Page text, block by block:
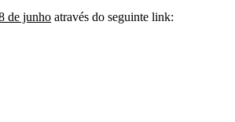
de junho através do seguinte link: